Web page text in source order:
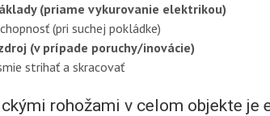
(priame vykurovanie elektrikou)
(pri suchej pokládke)
(v prípade poruchy/inovácie)
strihať a skracovať
rohožami v celom objekte je